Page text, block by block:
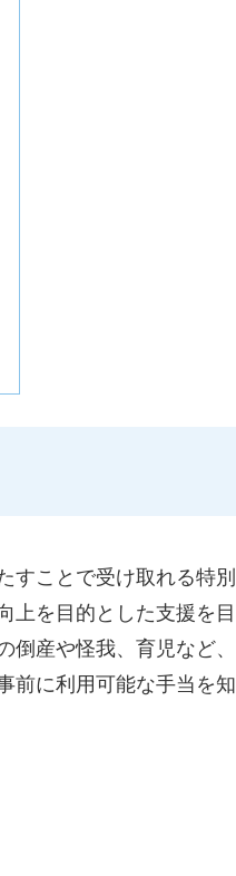
すことで受け取れる特別
上を目的とした支援を目
産や怪我、育児など、
前に利用可能な手当を知